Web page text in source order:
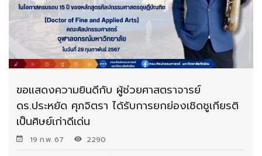
ขอแสดงความยินดีกับ ผู้ช่วยศาสตราจารย์
ดร.ประหยัด ศุภจิตรา ได้รับการยกย่องเชิดชูเกียรติ
เป็นศิษย์เก่าดีเด่น
19 ก.พ. 67 2290